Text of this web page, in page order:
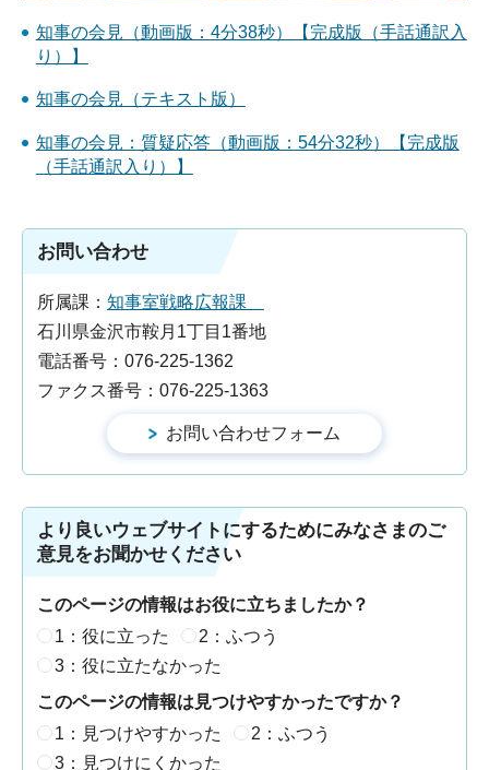
知事の会見（動画版：4分38秒）【完成版（手話通訳入
り）】
知事の会見（テキスト版）
知事の会見：質疑応答（動画版：54分32秒）【完成版
（手話通訳入り）】
お問い合わせ
所属課： 知事室戦略広報課
石川県金沢市鞍月1丁目1番地
電話番号：076-225-1362
ファクス番号：076-225-1363
より良いウェブサイトにするためにみなさまのご
意見をお聞かせください
このページの情報はお役に立ちましたか？
1：役に立った
2：ふつう
3：役に立たなかった
このページの情報は見つけやすかったですか？
1：見つけやすかった
2：ふつう
3：見つけにくかった